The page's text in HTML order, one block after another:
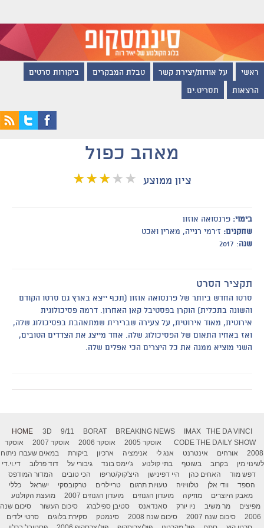
ראשי על אודות/יצירת קשר טבלת המבקרים ביקורות סרטים
הרצאות תסריט.ים
מאהב כפול
ציון ממוצע
בימוי: פרנסואה אוזון
שחקנים: ז׳רמי רנייה, מארין ואכט
שנה: 2017
תקציר הסרט
סרטו החדש ביותר של פרנסואה אוזון (תכף ייצא בארץ גם סרטו הקודם
והשונה בתכלית) הוקרן בפסטיבל קאן האחרון. דרמה פסיכולוגית
אירוטית, מאוד אירוטית, על צעירה שברירית שמתאהבת בפסיכולוג שלה,
ואז באחיו התאום של הפסיכולוג שלה. אחד מייצג את הצדדים הטובים,
השני מוציא ממנה את כל היצרים הכי אפלים שלה.
HOME 3D 9/11 BORAT BREAKING NEWS IMAX
THE DA VINCI
CODE THE DAILY SHOW אוסקר 2005 אוסקר 2006 אוסקר 2007
אוסקר
2008
אורחים אינטרנט אנג לי אנימציה ארכיון ביקורת
במאים שעברו ניתוח
לשינוי מין
בקרוב בשוטף בתי קולנוע ג'יימס בונד גיבורי על דוד פרלוב
די.וי.די
דפש מוד
האחים כהן היי דפינישן היצ'קוק/טריפו הכי טובים
המדור המודפס
הספד
וודי אלן טלוויזיה טעויות תרגום טריילרים טרקובסקי ישראל
כללי
מאבק היוצרים
מוזיקה מועדון הגנוזים מועדון הגנוזים 2007
מועצת הקולנוע
מפיצים
מר משיב ניו יורק סאנדאנס סטיבן ספילברג סיכום העשור
סיכום שנה
2006
סיכום שנה 2007 סיכום שנה 2008 סינמטק סקירת בלוגים
סרטי ילדים